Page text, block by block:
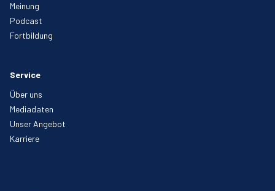
Meinung
Podcast
Fortbildung
Service
Über uns
Mediadaten
Unser Angebot
Karriere